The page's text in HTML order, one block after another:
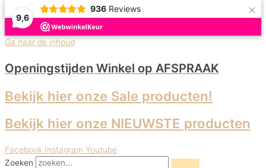
9,6
936 Reviews ×
Ga naar de inhoud
Openingstijden Winkel op AFSPRAAK
Bekijk hier onze Sale producten!
Bekijk hier onze NIEUWSTE producten
Facebook Instagram Youtube
Zoeken